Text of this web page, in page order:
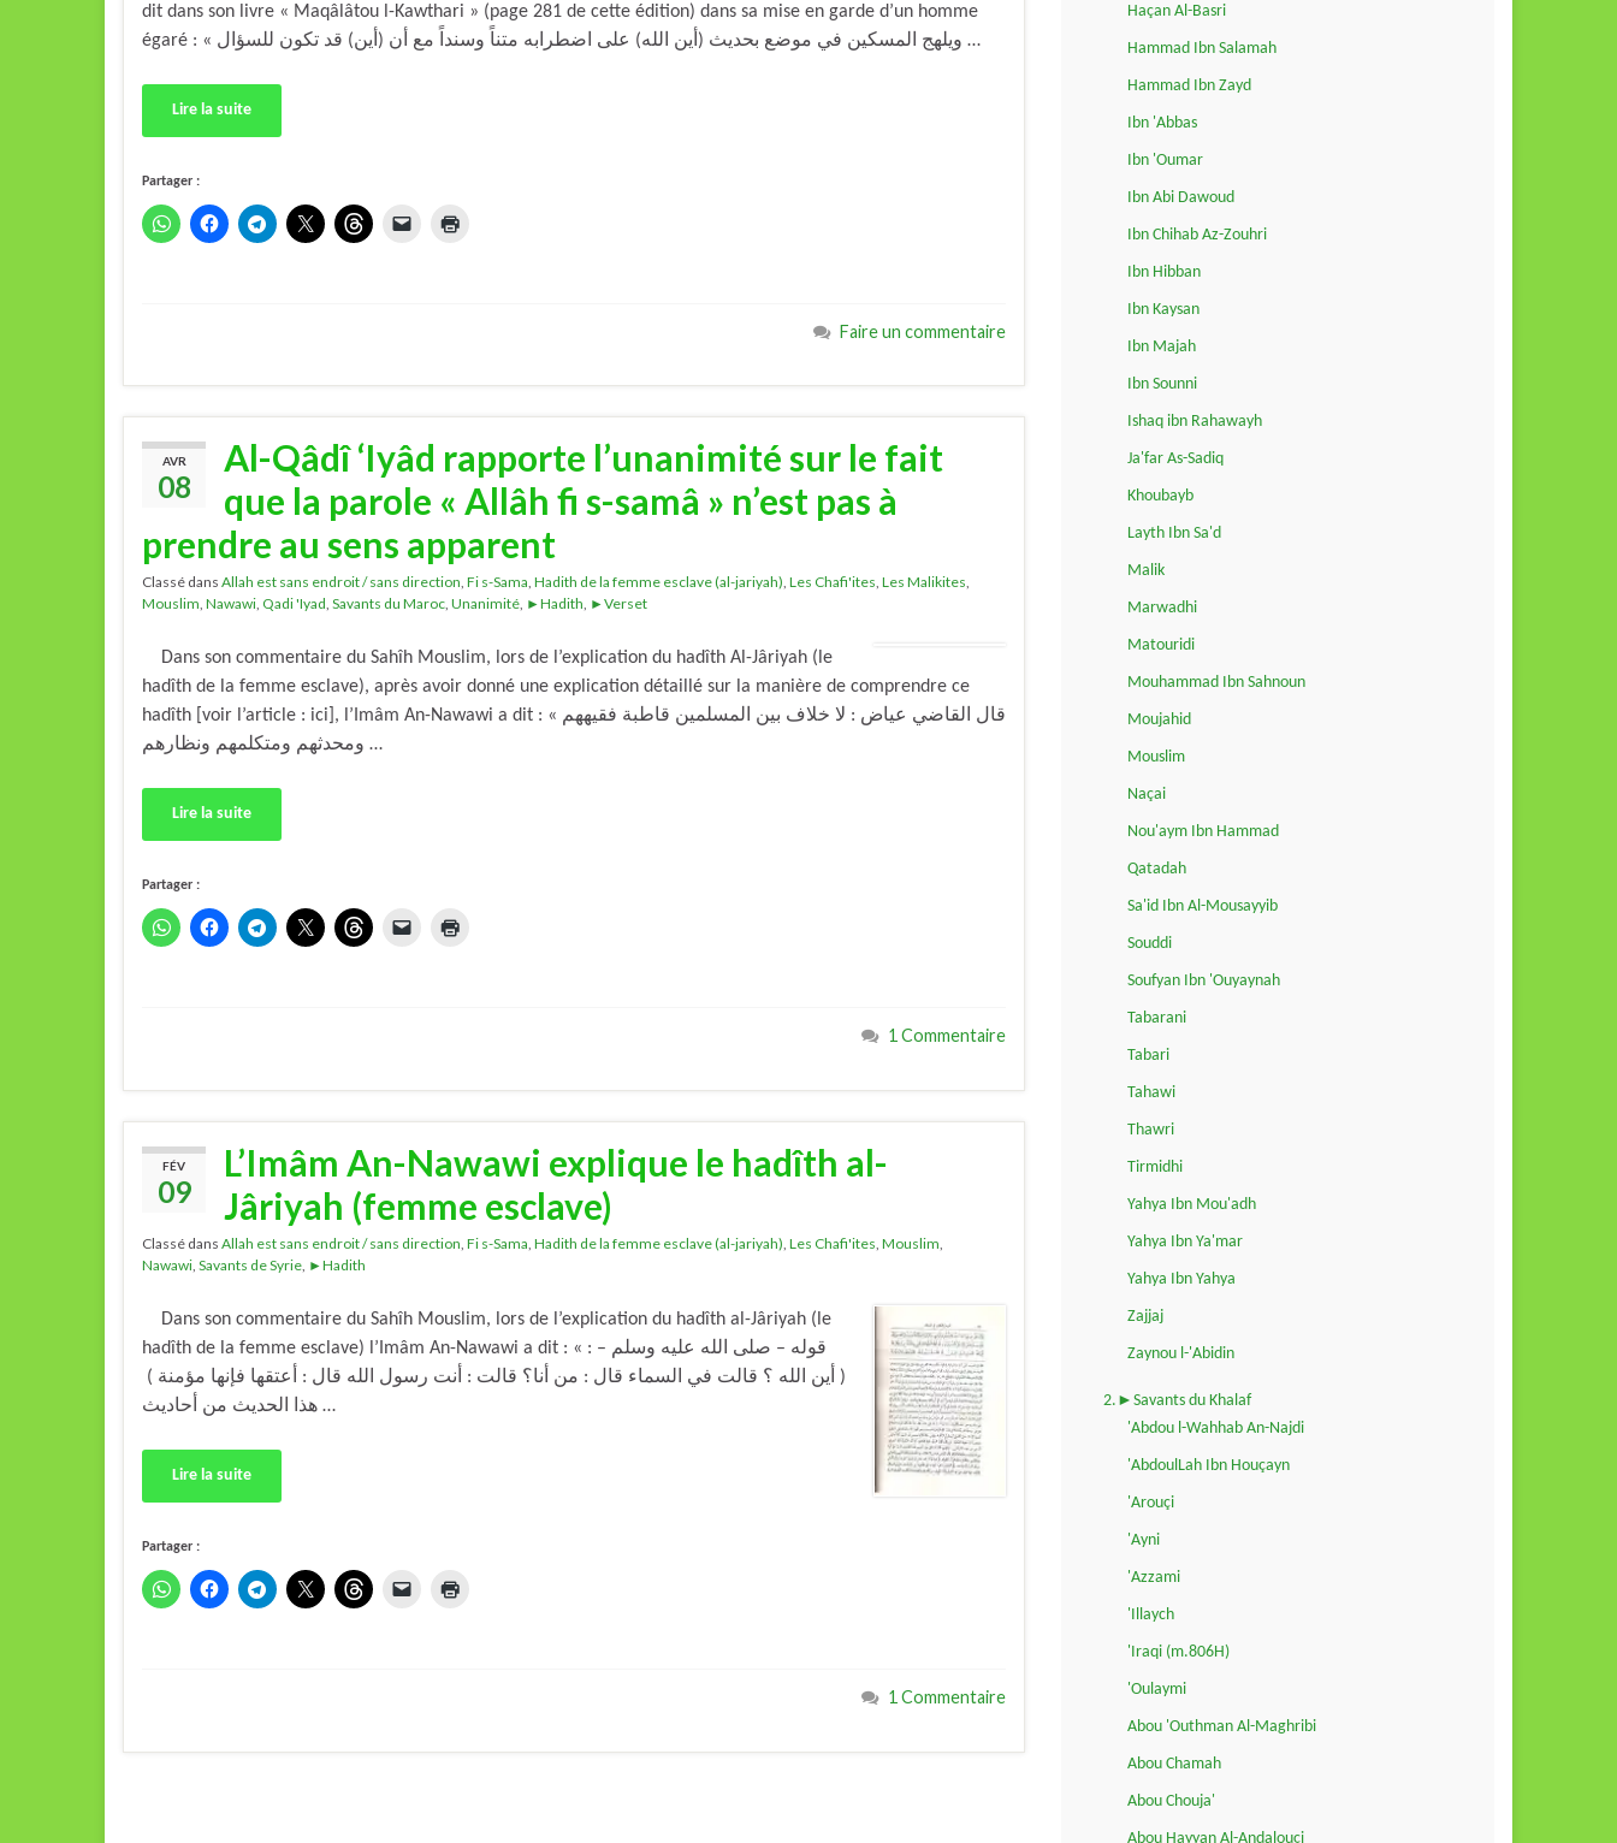
dit dans son livre « Maqâlâtou l-Kawthari » (page 281 de cette édition) dans sa mise en garde d’un homme
égaré : « ويلهج المسكين في موضع بحديث (أين الله) على اضطرابه متناً وسنداً مع أن (أين) قد تكون للسؤال …
Lire la suite
Partager :
Faire un commentaire
AVR
08
Al-Qâdî ‘Iyâd rapporte l’unanimité sur le fait
que la parole « Allâh fi s-samâ » n’est pas à
prendre au sens apparent
Classé dans Allah est sans endroit / sans direction, Fi s-Sama, Hadith de la femme esclave (al-jariyah), Les Chafi'ites, Les Malikites,
Mouslim, Nawawi, Qadi 'Iyad, Savants du Maroc, Unanimité, ►Hadith, ►Verset
Dans son commentaire du Sahîh Mouslim, lors de l’explication du hadîth Al-Jâriyah (le
hadîth de la femme esclave), après avoir donné une explication détaillé sur la manière de comprendre ce
hadîth [voir l’article : ici], l’Imâm An-Nawawi a dit : « قال القاضي عياض : لا خلاف بين المسلمين قاطبة فقيههم
ومحدثهم ومتكلمهم ونظارهم …
Lire la suite
Partager :
1 Commentaire
FÉV
09
L’Imâm An-Nawawi explique le hadîth al-
Jâriyah (femme esclave)
Classé dans Allah est sans endroit / sans direction, Fi s-Sama, Hadith de la femme esclave (al-jariyah), Les Chafi'ites, Mouslim,
Nawawi, Savants de Syrie, ►Hadith
Dans son commentaire du Sahîh Mouslim, lors de l’explication du hadîth al-Jâriyah (le
hadîth de la femme esclave) l’Imâm An-Nawawi a dit : « قوله – صلى الله عليه وسلم – :
( أين الله ؟ قالت في السماء قال : من أنا؟ قالت : أنت رسول الله قال : أعتقها فإنها مؤمنة )
هذا الحديث من أحاديث …
Lire la suite
Partager :
1 Commentaire
Haçan Al-Basri
Hammad Ibn Salamah
Hammad Ibn Zayd
Ibn 'Abbas
Ibn 'Oumar
Ibn Abi Dawoud
Ibn Chihab Az-Zouhri
Ibn Hibban
Ibn Kaysan
Ibn Majah
Ibn Sounni
Ishaq ibn Rahawayh
Ja'far As-Sadiq
Khoubayb
Layth Ibn Sa'd
Malik
Marwadhi
Matouridi
Mouhammad Ibn Sahnoun
Moujahid
Mouslim
Naçai
Nou'aym Ibn Hammad
Qatadah
Sa'id Ibn Al-Mousayyib
Souddi
Soufyan Ibn 'Ouyaynah
Tabarani
Tabari
Tahawi
Thawri
Tirmidhi
Yahya Ibn Mou'adh
Yahya Ibn Ya'mar
Yahya Ibn Yahya
Zajjaj
Zaynou l-'Abidin
2.►Savants du Khalaf
'Abdou l-Wahhab An-Najdi
'AbdoulLah Ibn Houçayn
'Arouçi
'Ayni
'Azzami
'Illaych
'Iraqi (m.806H)
'Oulaymi
Abou 'Outhman Al-Maghribi
Abou Chamah
Abou Chouja'
Abou Hayyan Al-Andalouçi